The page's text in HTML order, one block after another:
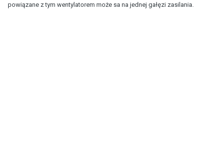
powiązane z tym wentylatorem może sa na jednej gałęzi zasilania.